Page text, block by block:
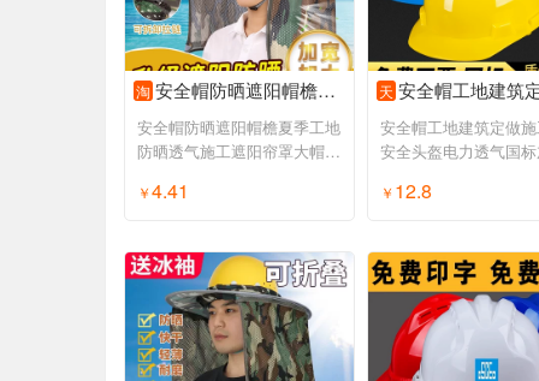
淘 安全帽防晒遮阳帽檐夏季工地防晒透气施工遮阳帘罩大帽檐挡光神器
安全帽防晒遮阳帽檐夏季工地
防晒透气施工遮阳帘罩大帽檐
￥4.41
天 安全帽工地建筑定做施工领导安全头盔电力透气国标加厚
安全帽工地建筑定做
安全头盔电力透气国
￥ 12.8